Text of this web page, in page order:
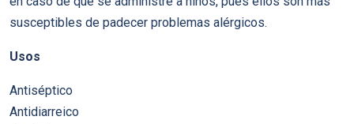
susceptibles de padecer problemas alérgicos.
Usos
Antiséptico
Antidiarreico